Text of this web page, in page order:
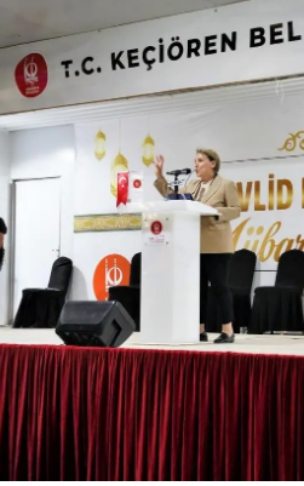
Kastamonu
Kayseri
Kırklareli
Kırşehir
Kocaeli
Konya
Kütahya
Malatya
Manisa